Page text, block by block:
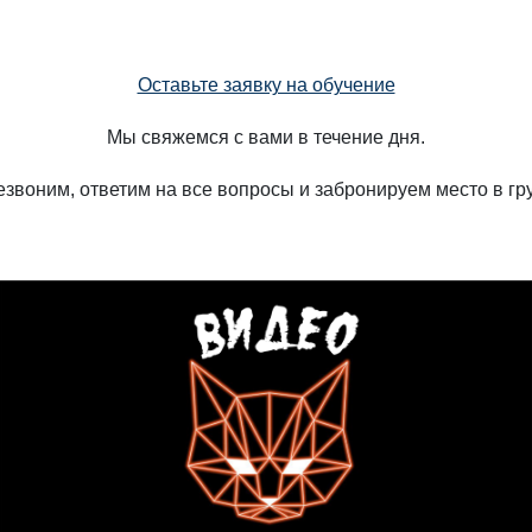
Оставьте заявку на обучение
Мы свяжемся с вами в течение дня.
ответим на все вопросы и забронируем место в